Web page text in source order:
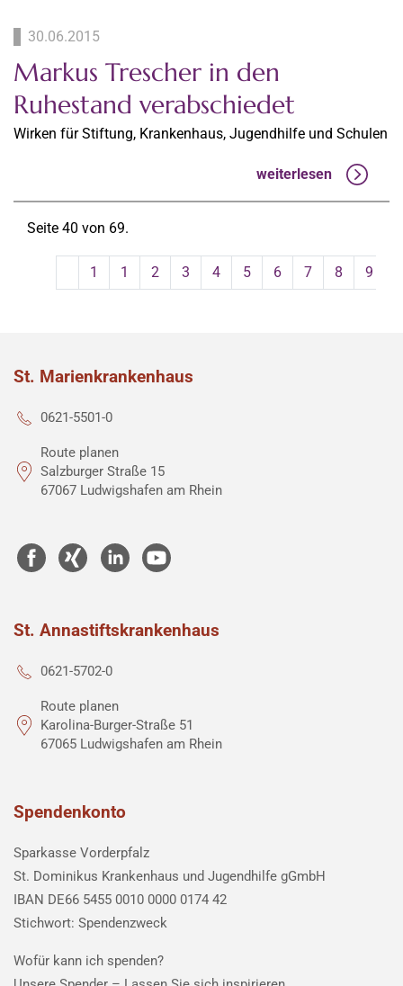
30.06.2015
Markus Trescher in den
Ruhestand verabschiedet
Wirken für Stiftung, Krankenhaus, Jugendhilfe und Schulen
weiterlesen
Seite 40 von 69.
1 1 2 3 4 5 6 7 8 9
St. Marienkrankenhaus
0621-5501-0
Route planen
Salzburger Straße 15
67067 Ludwigshafen am Rhein
St. Annastiftskrankenhaus
0621-5702-0
Route planen
Karolina-Burger-Straße 51
67065 Ludwigshafen am Rhein
Spendenkonto
Sparkasse Vorderpfalz
St. Dominikus Krankenhaus und Jugendhilfe gGmbH
IBAN DE66 5455 0010 0000 0174 42
Stichwort: Spendenzweck
Wofür kann ich spenden?